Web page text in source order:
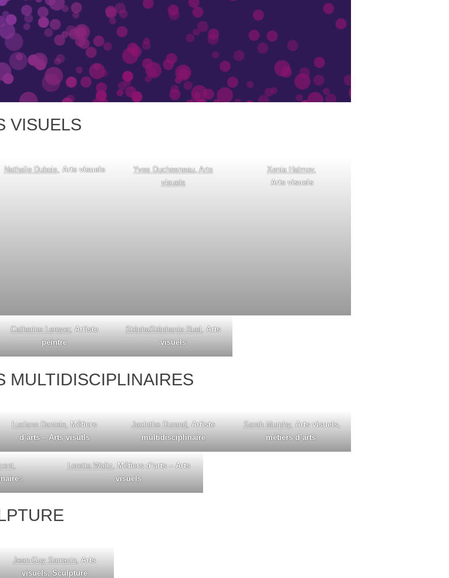
VISUELS
Nathalie Dubois, Arts visuels
Yves Duchesneau, Arts
visuels
Xenia Halmov,
Arts visuels
Catherine Leroyer,Artiste
peintre
StéphaStéphanie Ruel,Arts
visuels
MULTIDISCIPLINAIRES
Luciano Daniele,Métiers
d’arts – Arts visutls
Jacinthe Durand,Artiste
multidisciplinaire
Sarah Murphy,Arts visuels,
métiers d’arts.
,
s
Loretta Waltz, Métiers d’arts – Arts
visuels
Jean-Guy Sarrazin,Arts
visuels, Sculpture